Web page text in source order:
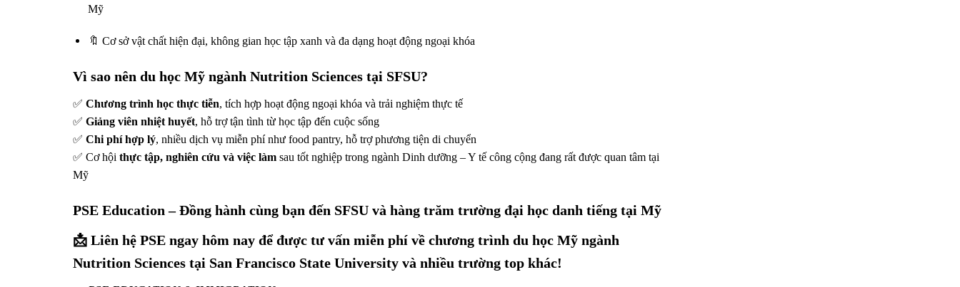
Mỹ
🔖 Cơ sở vật chất hiện đại, không gian học tập xanh và đa dạng hoạt động ngoại khóa
Vì sao nên du học Mỹ ngành Nutrition Sciences tại SFSU?
✅ Chương trình học thực tiễn, tích hợp hoạt động ngoại khóa và trải nghiệm thực tế
✅ Giảng viên nhiệt huyết, hỗ trợ tận tình từ học tập đến cuộc sống
✅ Chi phí hợp lý, nhiều dịch vụ miễn phí như food pantry, hỗ trợ phương tiện di chuyển
✅ Cơ hội thực tập, nghiên cứu và việc làm sau tốt nghiệp trong ngành Dinh dưỡng – Y tế công cộng đang rất được quan tâm tại
Mỹ
PSE Education – Đồng hành cùng bạn đến SFSU và hàng trăm trường đại học danh tiếng tại Mỹ
📩 Liên hệ PSE ngay hôm nay để được tư vấn miễn phí về chương trình du học Mỹ ngành
Nutrition Sciences tại San Francisco State University và nhiều trường top khác!